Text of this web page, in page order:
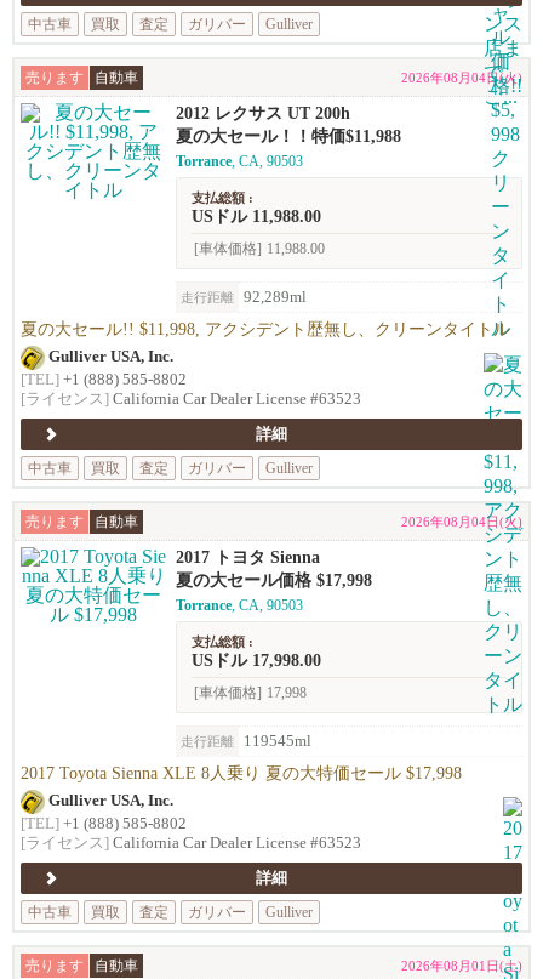
中古車
買取 査定 ガリバー Gulliver
売ります 自動車 2026年08月04日(火)
2012 レクサス UT 200h
夏の大セール！！特価$11,988
Torrance, CA, 90503
支払総額 :
USドル 11,988.00
[車体価格] 11,988.00
走行距離 92,289ml
夏の大セール!! $11,998, アクシデント歴無し、クリーンタイトル
Gulliver USA, Inc.
[TEL] +1 (888) 585-8802
[ライセンス] California Car Dealer License #63523
詳細
中古車
買取 査定 ガリバー Gulliver
売ります 自動車 2026年08月04日(火)
2017 トヨタ Sienna
夏の大セール価格 $17,998
Torrance, CA, 90503
支払総額 :
USドル 17,998.00
[車体価格] 17,998
走行距離 119545ml
2017 Toyota Sienna XLE 8人乗り 夏の大特価セール $17,998
Gulliver USA, Inc.
[TEL] +1 (888) 585-8802
[ライセンス] California Car Dealer License #63523
詳細
中古車
買取 査定 ガリバー Gulliver
売ります 自動車 2026年08月01日(土)